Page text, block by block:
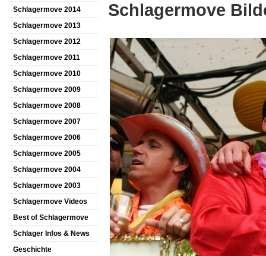
Schlagermove 2014
Schlagermove 2013
Schlagermove 2012
Schlagermove 2011
Schlagermove 2010
Schlagermove 2009
Schlagermove 2008
Schlagermove 2007
Schlagermove 2006
Schlagermove 2005
Schlagermove 2004
Schlagermove 2003
Schlagermove Videos
Best of Schlagermove
Schlager Infos & News
Geschichte
Schlagermove